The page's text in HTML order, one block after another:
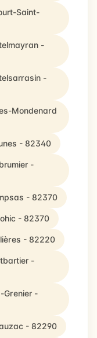
Saint-
-
-
Mondenard
- 82340
-
- 82370
- 82370
- 82220
-
Grenier -
- 82290